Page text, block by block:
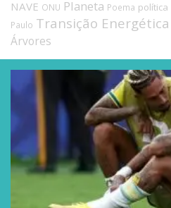
NAVE ONU Planeta Poema política
Paulo Transição Energética
Árvores